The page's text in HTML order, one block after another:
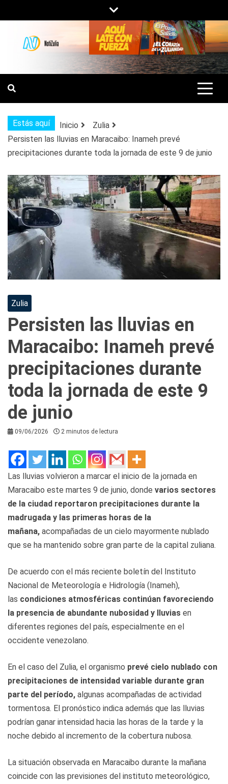
al
contenido
NOTIZULIA
NOTICIAS DEL ZULIA, VENEZUELA Y
DE INTERÉS GENERAL.
Estás aquí Inicio
Zulia
Persisten las lluvias en Maracaibo: Inameh prevé
precipitaciones durante toda la jornada de este 9 de junio
Zulia
Persisten las lluvias en
Maracaibo: Inameh prevé
precipitaciones durante
toda la jornada de este 9
de junio
09/06/2026 2 minutos de lectura
Las lluvias volvieron a marcar el inicio de la jornada en
Maracaibo este martes 9 de junio, donde varios sectores
de la ciudad reportaron precipitaciones durante la
madrugada y las primeras horas de la
mañana, acompañadas de un cielo mayormente nublado
que se ha mantenido sobre gran parte de la capital zuliana.
De acuerdo con el más reciente boletín del Instituto
Nacional de Meteorología e Hidrología (Inameh),
las condiciones atmosféricas continúan favoreciendo
la presencia de abundante nubosidad y lluvias en
diferentes regiones del país, especialmente en el
occidente venezolano.
En el caso del Zulia, el organismo prevé cielo nublado con
precipitaciones de intensidad variable durante gran
parte del período, algunas acompañadas de actividad
tormentosa. El pronóstico indica además que las lluvias
podrían ganar intensidad hacia las horas de la tarde y la
noche debido al incremento de la cobertura nubosa.
La situación observada en Maracaibo durante la mañana
coincide con las previsiones del instituto meteorológico,